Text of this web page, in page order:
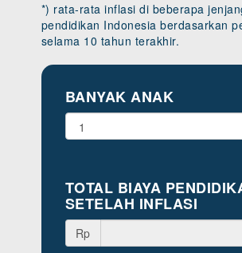
*) rata-rata inflasi di beberapa
pendidikan Indonesia berdasarkan
selama 10 tahun terakhir.
BANYAK ANAK
TOTAL BIAYA
SETELAH INFLASI
Rp